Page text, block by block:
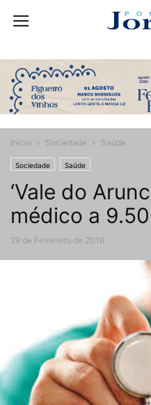
Início Sociedade Saúde
Sociedade Saúde
‘Vale do
médico a
29 de Fevereiro de 2016